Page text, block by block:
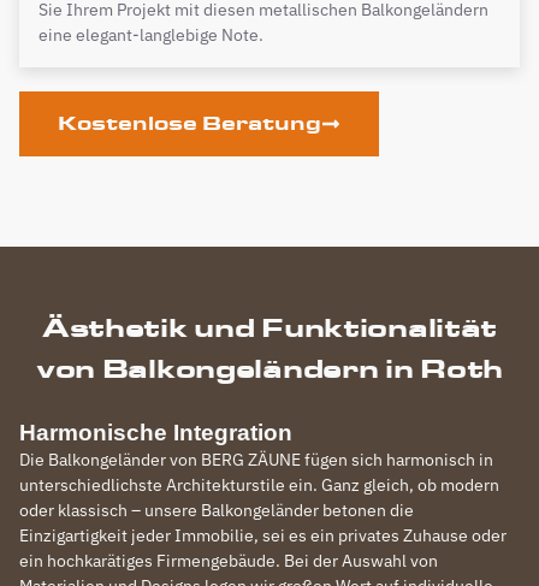
Sie Ihrem Projekt mit diesen metallischen Balkongeländern
eine elegant-langlebige Note.
Kostenlose Beratung
Ästhetik und Funktionalität
von Balkongeländern in Roth
Harmonische Integration
Die Balkongeländer von BERG ZÄUNE fügen sich harmonisch in
unterschiedlichste Architekturstile ein. Ganz gleich, ob modern
oder klassisch – unsere Balkongeländer betonen die
Einzigartigkeit jeder Immobilie, sei es ein privates Zuhause oder
ein hochkarätiges Firmengebäude. Bei der Auswahl von